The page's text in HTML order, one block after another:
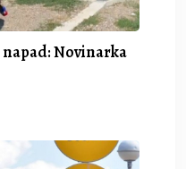
Novinarka